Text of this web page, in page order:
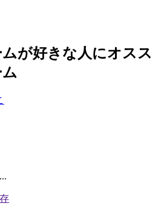
が好きな人にオスス